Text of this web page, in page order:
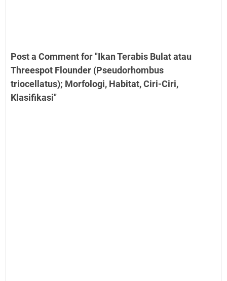
Post a Comment for "Ikan Terabis Bulat atau
Threespot Flounder (Pseudorhombus
triocellatus); Morfologi, Habitat, Ciri-Ciri,
Klasifikasi"